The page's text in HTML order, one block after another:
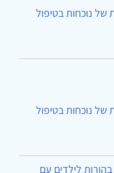
של נוכחות בטיפול
של נוכחות בטיפול
לילדים עם